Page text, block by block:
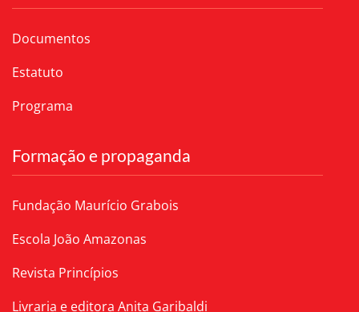
Documentos
Estatuto
Programa
Formação e propaganda
Fundação Maurício Grabois
Escola João Amazonas
Revista Princípios
Livraria e editora Anita Garibaldi